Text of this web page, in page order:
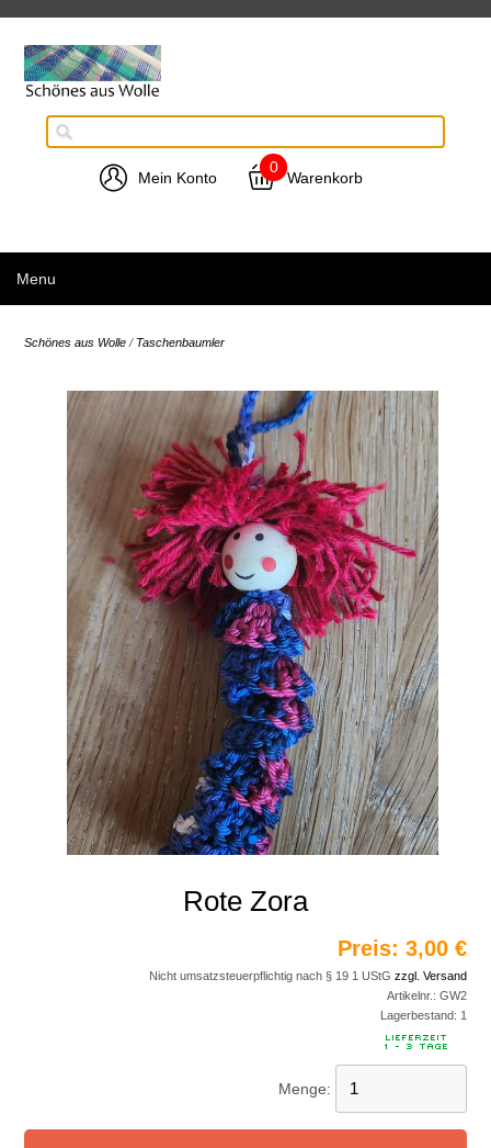
Mein Konto
0
Warenkorb
Menu
Schönes aus Wolle / Taschenbaumler
Rote Zora
Preis: 3,00 €
Nicht umsatzsteuerpflichtig nach § 19 1 UStG zzgl. Versand
Artikelnr.: GW2
Lagerbestand: 1
Menge: